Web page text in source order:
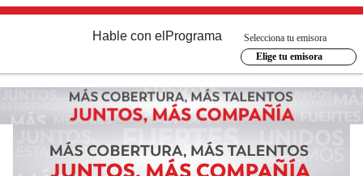
Hable con el Programa
Selecciona tu emisora
Elige tu emisora